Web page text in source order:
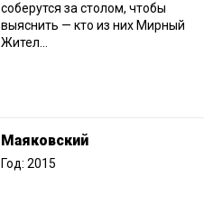
соберутся за столом, чтобы
выяснить — кто из них Мирный
Жител...
Маяковский
Год: 2015